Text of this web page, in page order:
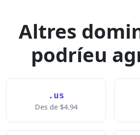
Altres
podríeu
.us
Des de $4.94